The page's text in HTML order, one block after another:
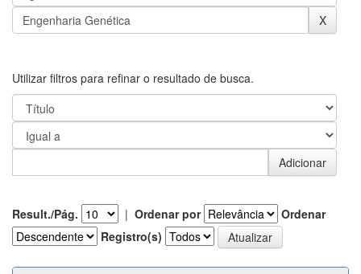
Utilizar filtros para refinar o resultado de busca.
Result./Pág. | Ordenar por
Ordenar
Registro(s)